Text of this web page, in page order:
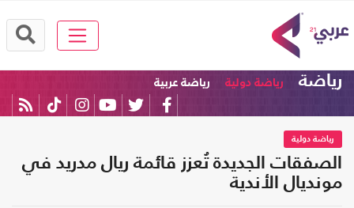
رياضة رياضة دولية رياضة عربية
رياضة دولية
الصفقات الجديدة تُعزز قائمة ريال مدريد في
مونديال الأندية